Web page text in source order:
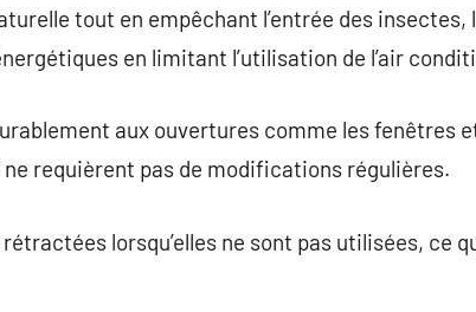
tout en empêchant l’entrée des
en limitant l’utilisation de l’air
aux ouvertures comme les fenêtres
requièrent pas de modifications régulières.
lorsqu’elles ne sont pas utilisées, ce